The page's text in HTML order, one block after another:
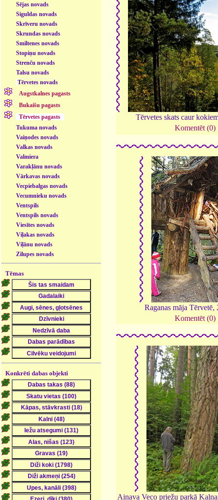
Sējas novads
Siguldas novads
Skrīveru novads
Skrundas novads
Smiltenes novads
Stopiņu novads
Strenču novads
Talsu novads
Tērvetes novads
Augstkalnes pagasts
Bukaišu pagasts
Tērvetes pagasts
Tukuma novads
Vaiņodes novads
Valkas novads
Valmiera
Varakļānu novads
Vārkavas novads
Vecpiebalgas novads
Vecumnieku novads
Ventspils
Ventspils novads
Viesītes novads
Viļakas novads
Viļānu novads
Zilupes novads
Tēmas
Konkrēti dabas objekti
Tērvetes skats caur
Komentēt (0)
Raganas māja Tērvetē,
Komentēt (0)
Ainava Veco priežu parkā